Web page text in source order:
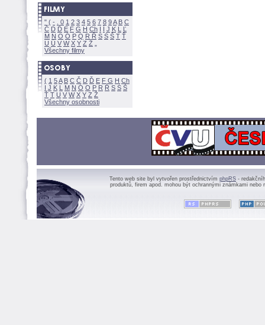
" ( - 0 1 2 3 4 5 6 7 8 9A B C
Č D Ď E F G H Ch I Í J K L
Ľ
M N O Ó P Q R Ř S Ś T Ť
U Ú V W X Y Z
Všechny filmy
( 1 5A B C Č D Ď E F G H Ch
I J K L M N Ó O P R Ř S Ś
Ť T U V W X Y Z
Všechny osobnosti
Tento web site byl vytvořen prostřednictvím phpRS -
produktů, firem apod. mohou být ochrannými známkami